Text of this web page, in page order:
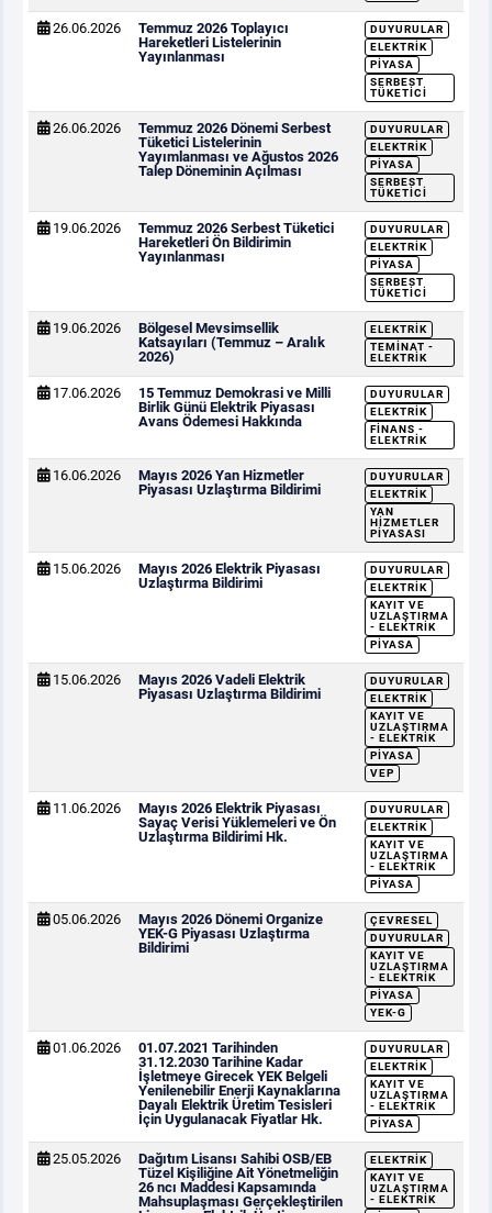
26.06.2026
Temmuz 2026 Toplayıcı
Hareketleri Listelerinin
Yayınlanması
DUYURULAR
ELEKTRIK
PIYASA
SERBEST
TÜKETICI
26.06.2026
Temmuz 2026 Dönemi Serbest
Tüketici Listelerinin
Yayımlanması ve Ağustos 2026
Talep Döneminin Açılması
DUYURULAR
ELEKTRIK
PIYASA
SERBEST
TÜKETICI
19.06.2026
Temmuz 2026 Serbest Tüketici
Hareketleri Ön Bildirimin
Yayınlanması
DUYURULAR
ELEKTRIK
PIYASA
SERBEST
TÜKETICI
19.06.2026
Bölgesel Mevsimsellik
Katsayıları (Temmuz – Aralık
2026)
ELEKTRIK
TEMINAT -
ELEKTRIK
17.06.2026
15 Temmuz Demokrasi ve Milli
Birlik Günü Elektrik Piyasası
Avans Ödemesi Hakkında
DUYURULAR
ELEKTRIK
FINANS -
ELEKTRIK
16.06.2026
Mayıs 2026 Yan Hizmetler
Piyasası Uzlaştırma Bildirimi
DUYURULAR
ELEKTRIK
YAN
HIZMETLER
PIYASASI
15.06.2026
Mayıs 2026 Elektrik Piyasası
Uzlaştırma Bildirimi
DUYURULAR
ELEKTRIK
KAYIT VE
UZLAŞTIRMA
- ELEKTRIK
PIYASA
15.06.2026
Mayıs 2026 Vadeli Elektrik
Piyasası Uzlaştırma Bildirimi
DUYURULAR
ELEKTRIK
KAYIT VE
UZLAŞTIRMA
- ELEKTRIK
PIYASA
VEP
11.06.2026
Mayıs 2026 Elektrik Piyasası
Sayaç Verisi Yüklemeleri ve Ön
Uzlaştırma Bildirimi Hk.
DUYURULAR
ELEKTRIK
KAYIT VE
UZLAŞTIRMA
- ELEKTRIK
PIYASA
05.06.2026
Mayıs 2026 Dönemi Organize
YEK-G Piyasası Uzlaştırma
Bildirimi
ÇEVRESEL
DUYURULAR
KAYIT VE
UZLAŞTIRMA
- ELEKTRIK
PIYASA
YEK-G
01.06.2026
01.07.2021 Tarihinden
31.12.2030 Tarihine Kadar
İşletmeye Girecek YEK Belgeli
Yenilenebilir Enerji Kaynaklarına
Dayalı Elektrik Üretim Tesisleri
İçin Uygulanacak Fiyatlar Hk.
DUYURULAR
ELEKTRIK
KAYIT VE
UZLAŞTIRMA
- ELEKTRIK
PIYASA
25.05.2026
Dağıtım Lisansı Sahibi OSB/EB
Tüzel Kişiliğine Ait Yönetmeliğin
26 ncı Maddesi Kapsamında
Mahsuplaşması Gerçekleştirilen
ELEKTRIK
KAYIT VE
UZLAŞTIRMA
- ELEKTRIK